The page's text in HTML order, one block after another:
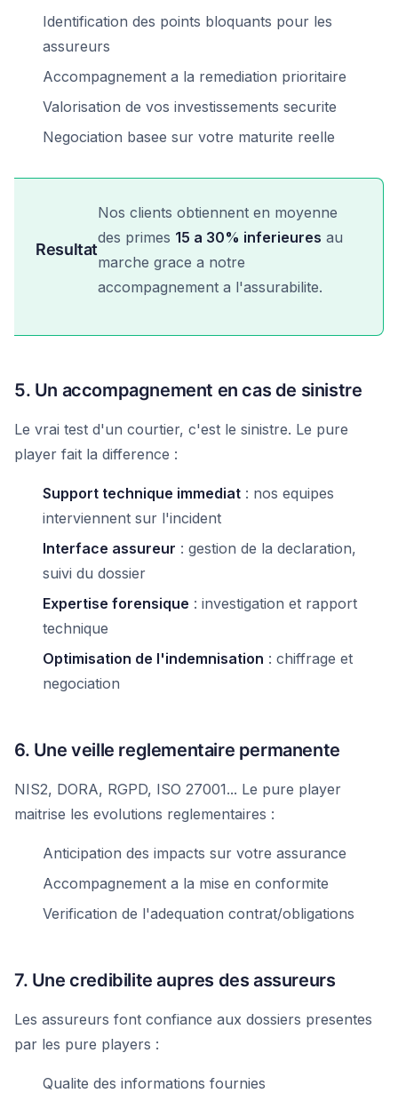
Identification des points bloquants pour les
assureurs
Accompagnement a la remediation prioritaire
Valorisation de vos investissements securite
Negociation basee sur votre maturite reelle
Resultat
Nos clients obtiennent en moyenne
des primes 15 a 30% inferieures au
marche grace a notre
accompagnement a l'assurabilite.
5. Un accompagnement en cas de sinistre
Le vrai test d'un courtier, c'est le sinistre. Le pure
player fait la difference :
Support technique immediat : nos equipes
interviennent sur l'incident
Interface assureur : gestion de la declaration,
suivi du dossier
Expertise forensique : investigation et rapport
technique
Optimisation de l'indemnisation : chiffrage et
negociation
6. Une veille reglementaire permanente
NIS2, DORA, RGPD, ISO 27001... Le pure player
maitrise les evolutions reglementaires :
Anticipation des impacts sur votre assurance
Accompagnement a la mise en conformite
Verification de l'adequation contrat/obligations
7. Une credibilite aupres des assureurs
Les assureurs font confiance aux dossiers presentes
par les pure players :
Qualite des informations fournies